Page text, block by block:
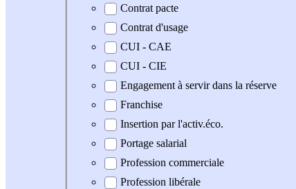
Contrat pacte
Contrat d'usage
CUI - CAE
CUI - CIE
Engagement à servir dans la réserve
Franchise
Insertion par l'activ.éco.
Portage salarial
Profession commerciale
Profession libérale